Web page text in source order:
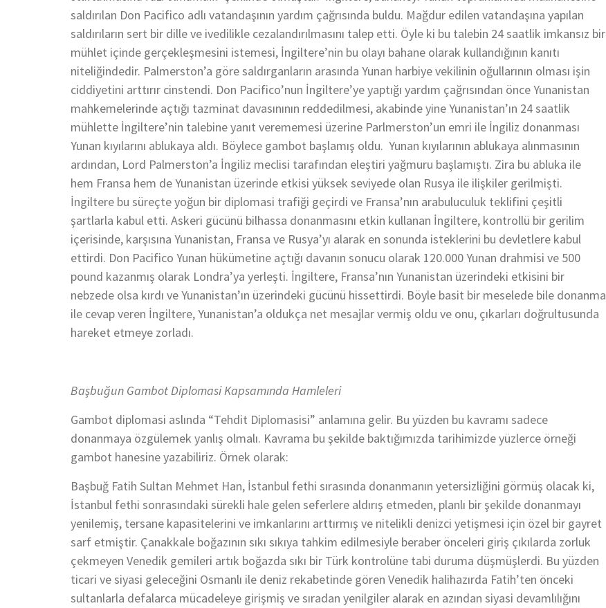
saldırılan Don Pacifico adlı vatandaşının yardım çağrısında buldu. Mağdur edilen vatandaşına yapılan
saldırıların sert bir dille ve ivedilikle cezalandırılmasını talep etti. Öyle ki bu talebin 24 saatlik imkansız bir
mühlet içinde gerçekleşmesini istemesi, İngiltere’nin bu olayı bahane olarak kullandığının kanıtı
niteliğindedir. Palmerston’a göre saldırganların arasında Yunan harbiye vekilinin oğullarının olması işin
ciddiyetini arttırır cinstendi. Don Pacifico’nun İngiltere’ye yaptığı yardım çağrısından önce Yunanistan
mahkemelerinde açtığı tazminat davasınının reddedilmesi, akabinde yine Yunanistan’ın 24 saatlik
mühlette İngiltere’nin talebine yanıt verememesi üzerine Parlmerston’un emri ile İngiliz donanması
Yunan kıyılarını ablukaya aldı. Böylece gambot başlamış oldu. Yunan kıyılarının ablukaya alınmasının
ardından, Lord Palmerston’a İngiliz meclisi tarafından eleştiri yağmuru başlamıştı. Zira bu abluka ile
hem Fransa hem de Yunanistan üzerinde etkisi yüksek seviyede olan Rusya ile ilişkiler gerilmişti.
İngiltere bu süreçte yoğun bir diplomasi trafiği geçirdi ve Fransa’nın arabuluculuk teklifini çeşitli
şartlarla kabul etti. Askeri gücünü bilhassa donanmasını etkin kullanan İngiltere, kontrollü bir gerilim
içerisinde, karşısına Yunanistan, Fransa ve Rusya’yı alarak en sonunda isteklerini bu devletlere kabul
ettirdi. Don Pacifico Yunan hükümetine açtığı davanın sonucu olarak 120.000 Yunan drahmisi ve 500
pound kazanmış olarak Londra’ya yerleşti. İngiltere, Fransa’nın Yunanistan üzerindeki etkisini bir
nebzede olsa kırdı ve Yunanistan’ın üzerindeki gücünü hissettirdi. Böyle basit bir meselede bile donanma
ile cevap veren İngiltere, Yunanistan’a oldukça net mesajlar vermiş oldu ve onu, çıkarları doğrultusunda
hareket etmeye zorladı.
Başbuğun Gambot Diplomasi Kapsamında Hamleleri
Gambot diplomasi aslında “Tehdit Diplomasisi” anlamına gelir. Bu yüzden bu kavramı sadece
donanmaya özgülemek yanlış olmalı. Kavrama bu şekilde baktığımızda tarihimizde yüzlerce örneği
gambot hanesine yazabiliriz. Örnek olarak:
Başbuğ Fatih Sultan Mehmet Han, İstanbul fethi sırasında donanmanın yetersizliğini görmüş olacak ki,
İstanbul fethi sonrasındaki sürekli hale gelen seferlere aldırış etmeden, planlı bir şekilde donanmayı
yenilemiş, tersane kapasitelerini ve imkanlarını arttırmış ve nitelikli denizci yetişmesi için özel bir gayret
sarf etmiştir. Çanakkale boğazının sıkı sıkıya tahkim edilmesiyle beraber önceleri giriş çıkılarda zorluk
çekmeyen Venedik gemileri artık boğazda sıkı bir Türk kontrolüne tabi duruma düşmüşlerdi. Bu yüzden
ticari ve siyasi geleceğini Osmanlı ile deniz rekabetinde gören Venedik halihazırda Fatih’ten önceki
sultanlarla defalarca mücadeleye girişmiş ve sıradan yenilgiler alarak en azından siyasi devamlılığını